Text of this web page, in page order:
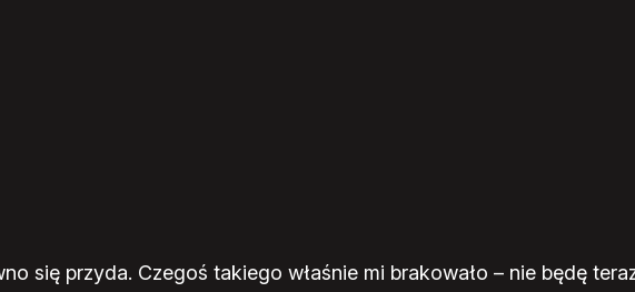
się przyda. Czegoś takiego właśnie mi brakowało – nie będę